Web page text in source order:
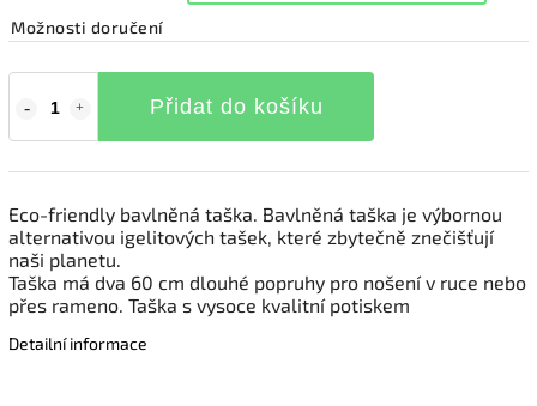
Možnosti doručení
Přidat do košíku
Eco-friendly bavlněná taška. Bavlněná taška je výbornou
alternativou igelitových tašek, které zbytečně znečišťují
naši planetu.
Taška má dva 60 cm dlouhé popruhy pro nošení v ruce nebo
přes rameno. Taška s vysoce kvalitní potiskem
Detailní informace